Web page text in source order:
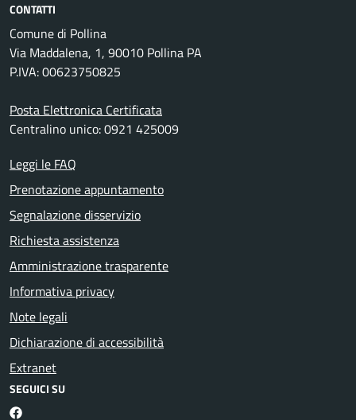
CONTATTI
Comune di Pollina
Via Maddalena, 1, 90010 Pollina PA
P.IVA: 00623750825
Posta Elettronica Certificata
Centralino unico: 0921 425009
Leggi le FAQ
Prenotazione appuntamento
Segnalazione disservizio
Richiesta assistenza
Amministrazione trasparente
Informativa privacy
Note legali
Dichiarazione di accessibilità
Extranet
SEGUICI SU
Facebook